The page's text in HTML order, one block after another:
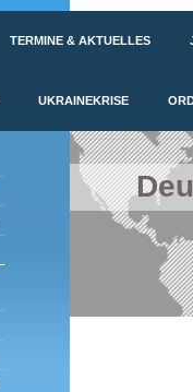
TERMINE & AKTUELLES
UKRAINEKRISE